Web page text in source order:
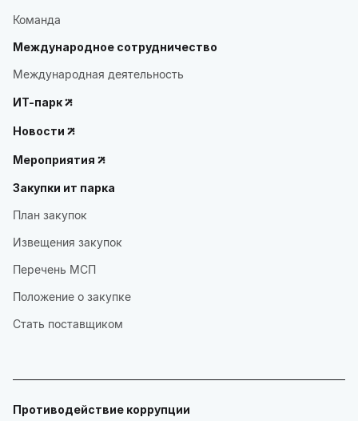
Команда
Международное сотрудничество
Международная деятельность
ИТ-парк
Новости
Мероприятия
Закупки ит парка
План закупок
Извещения закупок
Перечень МСП
Положение о закупке
Стать поставщиком
Противодействие коррупции